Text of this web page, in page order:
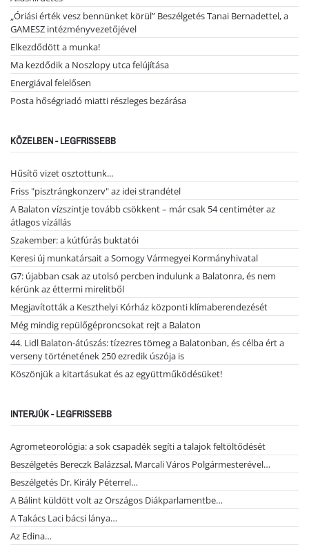
„Óriási érték vesz bennünket körül” Beszélgetés Tanai Bernadettel, a
GAMESZ intézményvezetőjével
Elkezdődött a munka!
Ma kezdődik a Noszlopy utca felújítása
Energiával felelősen
Posta hőségriadó miatti részleges bezárása
KÖZELBEN - LEGFRISSEBB
Hűsítő vizet osztottunk...
Friss "pisztrángkonzerv" az idei strandétel
A Balaton vízszintje tovább csökkent – már csak 54 centiméter az
átlagos vízállás
Szakember: a kútfúrás buktatói
Keresi új munkatársait a Somogy Vármegyei Kormányhivatal
G7: újabban csak az utolsó percben indulunk a Balatonra, és nem
kérünk az éttermi mirelitből
Megjavították a Keszthelyi Kórház központi klímaberendezését
Még mindig repülőgéproncsokat rejt a Balaton
44. Lidl Balaton-átúszás: tízezres tömeg a Balatonban, és célba ért a
verseny történetének 250 ezredik úszója is
Köszönjük a kitartásukat és az együttműködésüket!
INTERJÚK - LEGFRISSEBB
Agrometeorológia: a sok csapadék segíti a talajok feltöltődését
Beszélgetés Bereczk Balázzsal, Marcali Város Polgármesterével…
Beszélgetés Dr. Király Péterrel…
A Bálint küldött volt az Országos Diákparlamentbe…
A Takács Laci bácsi lánya…
Az Edina…